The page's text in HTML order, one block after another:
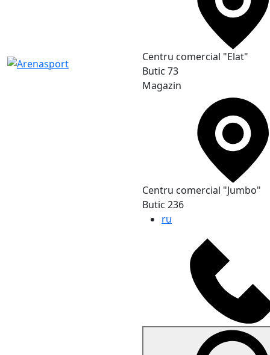
Сentru comercial "Elat"
Butic 73
Magazin
Сentru comercial "Jumbo"
Butic 236
ru